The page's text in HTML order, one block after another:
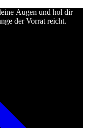
Augen und hol dir
der Vorrat reicht.